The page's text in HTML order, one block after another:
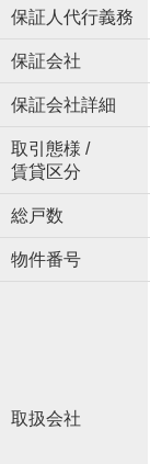
保証人代行義務
保証会社
保証会社詳細
取引態様 /
賃貸区分
総戸数
物件番号
取扱会社